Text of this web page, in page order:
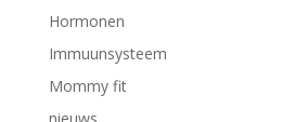
Hormonen
Immuunsysteem
Mommy fit
nieuws